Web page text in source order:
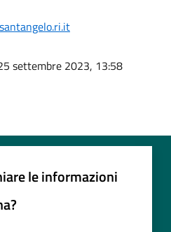
settembre 2023, 13:58
le informazioni